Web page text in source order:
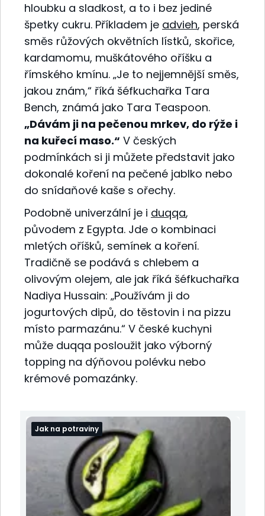
hloubku a sladkost, a to i bez jediné
špetky cukru. Příkladem je advieh, perská
směs růžových okvětních lístků, skořice,
kardamomu, muškátového oříšku a
římského kmínu. „Je to nejjemnější směs,
jakou znám,“ říká šéfkuchařka Tara
Bench, známá jako Tara Teaspoon.
„Dávám ji na pečenou mrkev, do rýže i
na kuřecí maso.“ V českých
podmínkách si ji můžete představit jako
dokonalé koření na pečené jablko nebo
do snídaňové kaše s ořechy.
Podobně univerzální je i duqqa,
původem z Egypta. Jde o kombinaci
mletých oříšků, semínek a koření.
Tradičně se podává s chlebem a
olivovým olejem, ale jak říká šéfkuchařka
Nadiya Hussain: „Používám ji do
jogurtových dipů, do těstovin i na pizzu
místo parmazánu.“ V české kuchyni
může duqqa posloužit jako výborný
topping na dýňovou polévku nebo
krémové pomazánky.
Jak na potraviny